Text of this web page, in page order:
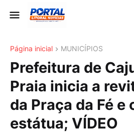
Página inicial MUNICÍPIOS
Prefeitura de
Praia inicia a
da Praça da Fé e
estátua; VÍDEO